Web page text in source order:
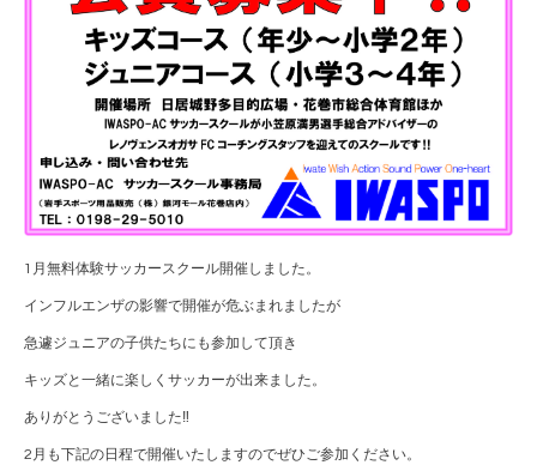
1月無料体験サッカースクール開催しました。
インフルエンザの影響で開催が危ぶまれましたが
急遽ジュニアの子供たちにも参加して頂き
キッズと一緒に楽しくサッカーが出来ました。
ありがとうございました‼
2月も下記の日程で開催いたしますのでぜひご参加ください。